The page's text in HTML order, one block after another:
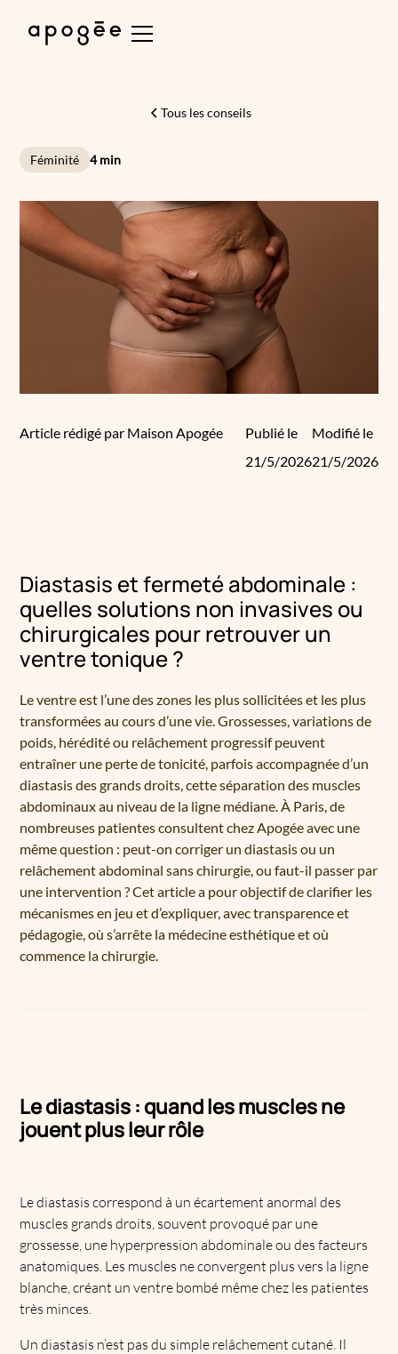
Tous les conseils
Féminité 4 min
Article rédigé par Maison Apogée
Publié le
21/5/2026
Modifié le
21/5/2026
Diastasis et fermeté abdominale :
quelles solutions non invasives ou
chirurgicales pour retrouver un
ventre tonique ?
Le ventre est l’une des zones les plus sollicitées et les plus
transformées au cours d’une vie. Grossesses, variations de
poids, hérédité ou relâchement progressif peuvent
entraîner une perte de tonicité, parfois accompagnée d’un
diastasis des grands droits, cette séparation des muscles
abdominaux au niveau de la ligne médiane. À Paris, de
nombreuses patientes consultent chez Apogée avec une
même question : peut-on corriger un diastasis ou un
relâchement abdominal sans chirurgie, ou faut-il passer par
une intervention ? Cet article a pour objectif de clarifier les
mécanismes en jeu et d’expliquer, avec transparence et
pédagogie, où s’arrête la médecine esthétique et où
commence la chirurgie.
Le diastasis : quand les muscles ne
jouent plus leur rôle
Le diastasis correspond à un écartement anormal des
muscles grands droits, souvent provoqué par une
grossesse, une hyperpression abdominale ou des facteurs
anatomiques. Les muscles ne convergent plus vers la ligne
blanche, créant un ventre bombé même chez les patientes
très minces.
Un diastasis n’est pas du simple relâchement cutané. Il